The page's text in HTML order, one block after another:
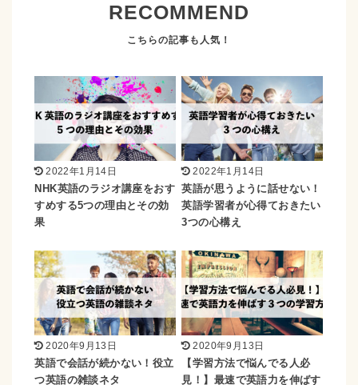
RECOMMEND
2022年1月14日
NHK英語のラジオ講座をおす
すめする5つの理由とその効
果
2022年1月14日
英語が思うように話せない！
英語学習者が心得ておきたい
3つの心構え
2020年9月13日
英語で会話が続かない！役立
つ英語の雑談ネタ
2020年9月13日
【学習方法で悩んでる人必
見！】最速で英語力を伸ばす